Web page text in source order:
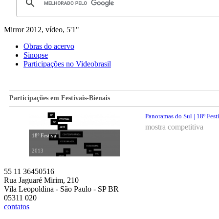
Mirror 2012, vídeo, 5'1"
Obras do acervo
Sinopse
Participações no Videobrasil
Participações em Festivais-Bienais
18º Festival
2013
Panoramas do Sul | 18º
mostra competitiva
55 11 36450516
Rua Jaguaré Mirim, 210
Vila Leopoldina - São Paulo - SP BR
05311 020
contatos